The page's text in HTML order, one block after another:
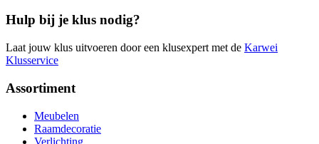
Hulp bij je klus nodig?
Laat jouw klus uitvoeren door een klusexpert met de Karwei
Klusservice
Assortiment
Meubelen
Raamdecoratie
Verlichting